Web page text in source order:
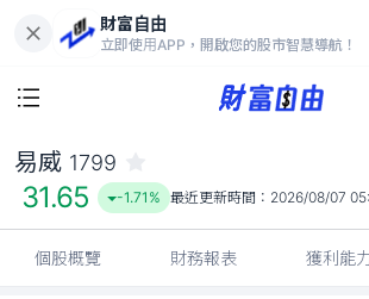
財富自由
立即使用APP，開啟您的股市智慧導航！
31.65
-1.71%
易威 1799
31.65 -1.71% 最近更新時間： 2026/08/07
個股概覽 財務報表 獲利能